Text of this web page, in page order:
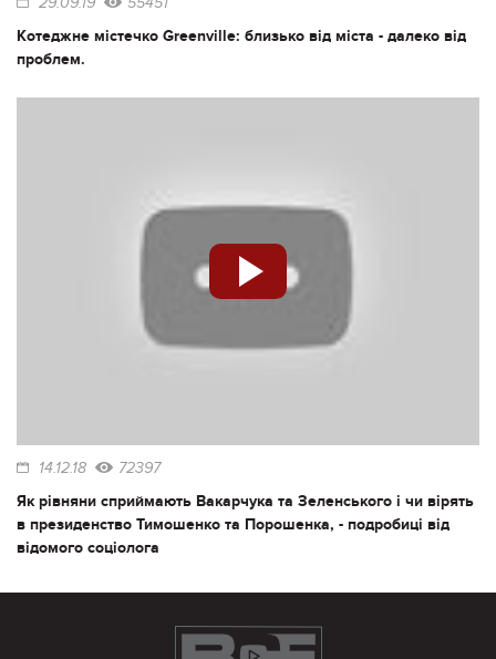
Котеджне містечко Greenville: близько від міста - далеко від
проблем.
14.12.18 72397
Як рівняни сприймають Вакарчука та Зеленського і чи вірять
в президенство Тимошенко та Порошенка, - подробиці від
відомого соціолога